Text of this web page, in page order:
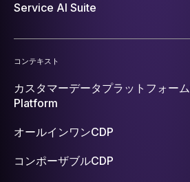
Service AI Suite
コンテキスト
カスタマーデータプラットフォーム
Platform
オールインワンCDP
コンポーザブルCDP